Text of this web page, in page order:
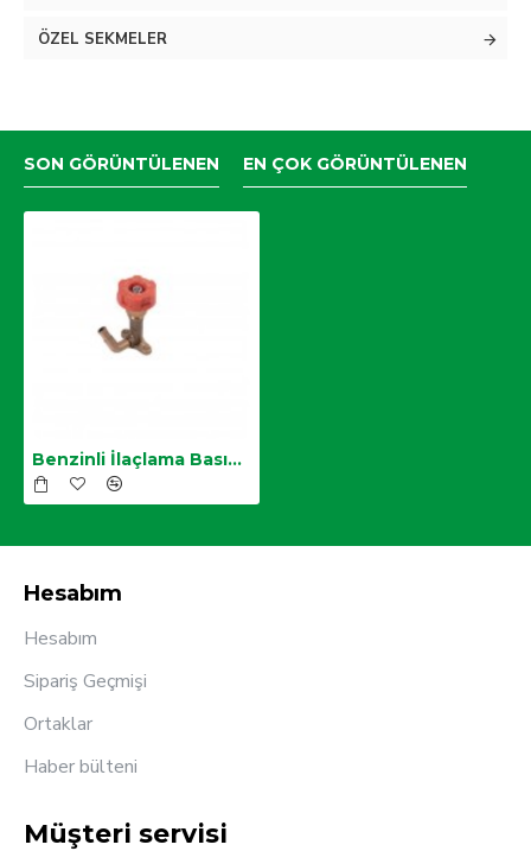
TF-900
ÖZEL SEKMELER
SON GÖRÜNTÜLENEN EN ÇOK GÖRÜNTÜLENEN
Benzinli İlaçlama Basınç Vanası
Hesabım
Hesabım
Sipariş Geçmişi
Ortaklar
Haber bülteni
Müşteri servisi